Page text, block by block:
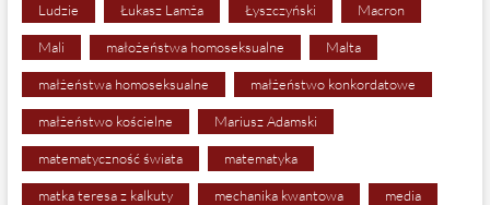
Ludzie Łukasz Lamża Łyszczyński Macron
Mali małożeństwa homoseksualne Malta
małżeństwa homoseksualne małżeństwo konkordatowe
małżeństwo kościelne Mariusz Adamski
matematyczność świata matematyka
matka teresa z kalkuty mechanika kwantowa media